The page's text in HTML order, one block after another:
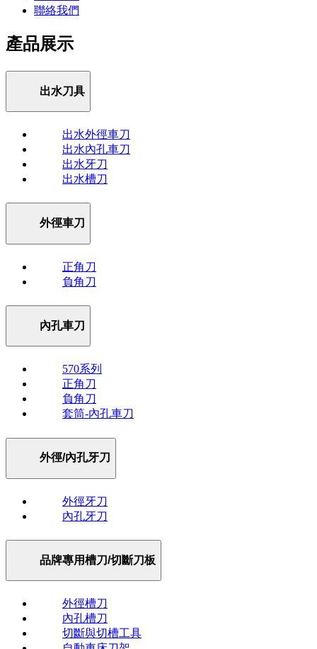
聯絡我們
產品展示
出水刀具
出水外徑車刀
出水內孔車刀
出水牙刀
出水槽刀
外徑車刀
正角刀
負角刀
內孔車刀
570系列
正角刀
負角刀
套筒-內孔車刀
外徑/內孔牙刀
外徑牙刀
內孔牙刀
品牌專用槽刀/切斷刀板
外徑槽刀
內孔槽刀
切斷與切槽工具